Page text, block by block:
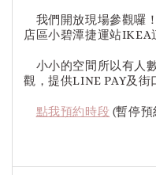
我們開放現場參觀囉
店區小碧潭捷運站IKEA
小小的空間所以有人
觀，提供LINE PAY及街
點我預約時段 (暫停預